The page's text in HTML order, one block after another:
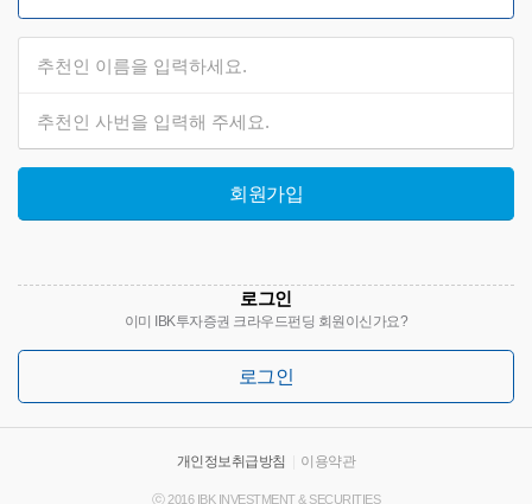
회원가입
로그인
이미 IBK투자증권 크라우드펀딩 회원이신가요?
로그인
개인정보취급방침 이용약관
ⓒ 2016 IBK INVESTMENT & SECURITIES